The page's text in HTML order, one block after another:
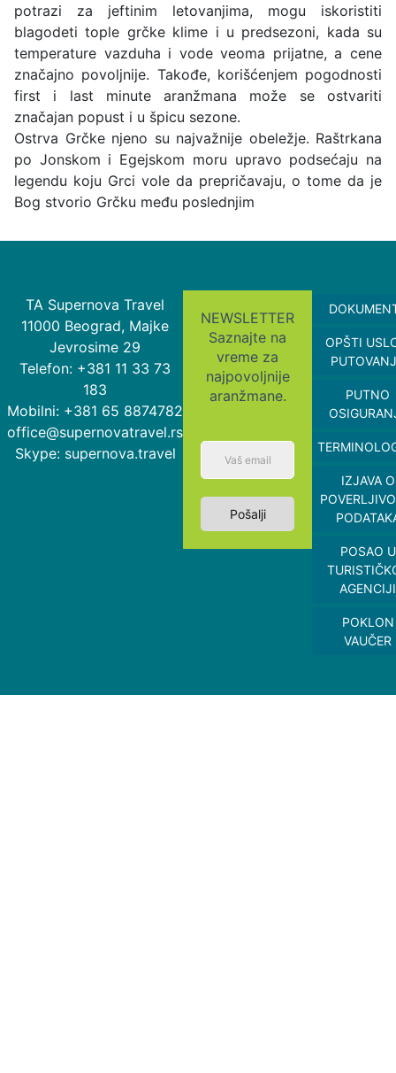
potrazi za jeftinim letovanjima, mogu iskoristiti
blagodeti tople grčke klime i u predsezoni, kada su
temperature vazduha i vode veoma prijatne, a cene
značajno povoljnije. Takođe, korišćenjem pogodnosti
first i last minute aranžmana može se ostvariti
značajan popust i u špicu sezone.
Ostrva Grčke njeno su najvažnije obeležje. Raštrkana
po Jonskom i Egejskom moru upravo podsećaju na
legendu koju Grci vole da prepričavaju, o tome da je
Bog stvorio Grčku među poslednjim
TA Supernova Travel
11000 Beograd, Majke
Jevrosime 29
Telefon: +381 11 33 73
183
Mobilni: +381 65 8874782
office@supernovatravel.rs
Skype: supernova.travel
NEWSLETTER
Saznajte na
vreme za
najpovoljnije
aranžmane.
Pošalji
OPŠTI
PUTNO
IZJAVA O
POSAO U
AGENCIJI
POKLON
VAUČER